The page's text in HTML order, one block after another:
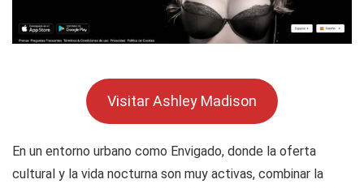
Visitar Ashley Madison
En un entorno urbano como Envigado, donde la oferta
cultural y la vida nocturna son muy activas, combinar la